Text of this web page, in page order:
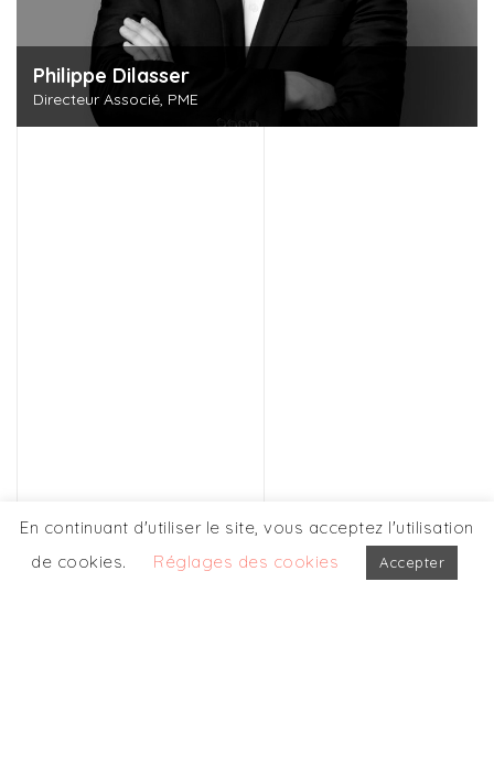
Philippe Dilasser
Directeur Associé, PME
En continuant d'utiliser le site, vous acceptez l'utilisation
de cookies.
Réglages des cookies Accepter